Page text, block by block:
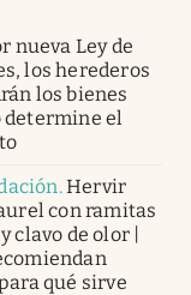
nueva Ley de
los herederos
los bienes
determine el
.Hervir
con ramitas
clavo de olor |
qué sirve